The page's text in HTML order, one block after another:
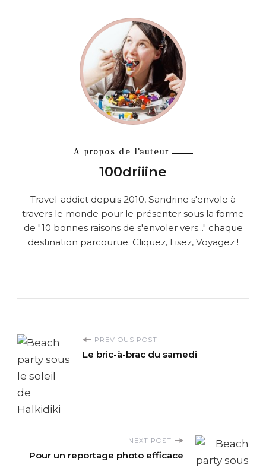
A propos de l'auteur
100driiine
Travel-addict depuis 2010, Sandrine s'envole à
travers le monde pour le présenter sous la forme
de "10 bonnes raisons de s'envoler vers..." chaque
destination parcourue. Cliquez, Lisez, Voyagez !
P
o
s
N
PREVIOUS POST
Le bric-à-brac du samedi
NEXT POST
Pour un reportage photo efficace